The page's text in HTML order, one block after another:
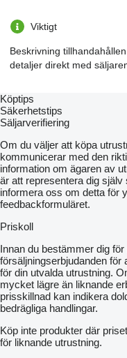
Viktigt
Beskrivning
detaljer direkt med
Köptips
Säkerhetstips
Säljarverifiering
Om du väljer att köpa
kommunicerar med den
information om ägaren av
är att representera dig
informera oss om detta för
feedbackformuläret.
Priskoll
Innan du bestämmer dig
försäljningserbjudanden för
för din utvalda utrustning.
mycket lägre än liknande
prisskillnad kan indikera
bedrägliga handlingar.
Köp inte produkter där
för liknande utrustning.